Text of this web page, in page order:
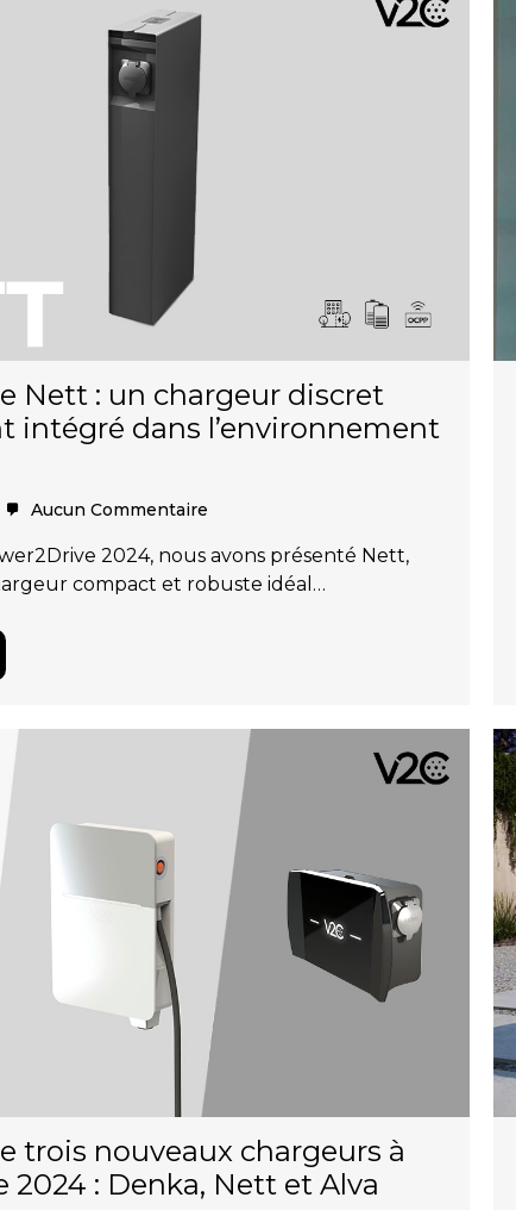
Nett : un chargeur discret
intégré dans l’environnement
Aucun Commentaire
2024, nous avons présenté Nett,
compact et robuste idéal…
trois nouveaux chargeurs à
2024 : Denka, Nett et Alva